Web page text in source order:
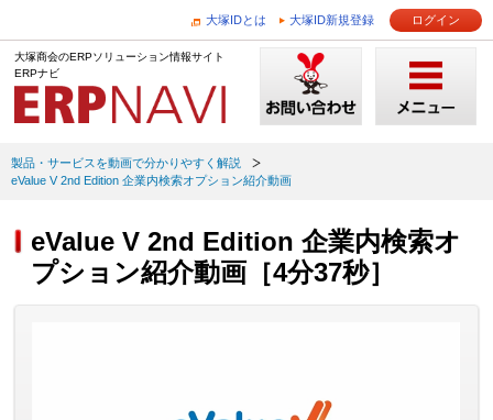
大塚IDとは 大塚ID新規登録 ログイン
大塚商会のERPソリューション情報サイト
ERPナビ
製品・サービスを動画で分かりやすく解説
eValue V 2nd Edition 企業内検索オプション紹介動画
eValue V 2nd Edition 企業内検索オ
プション紹介動画［4分37秒］